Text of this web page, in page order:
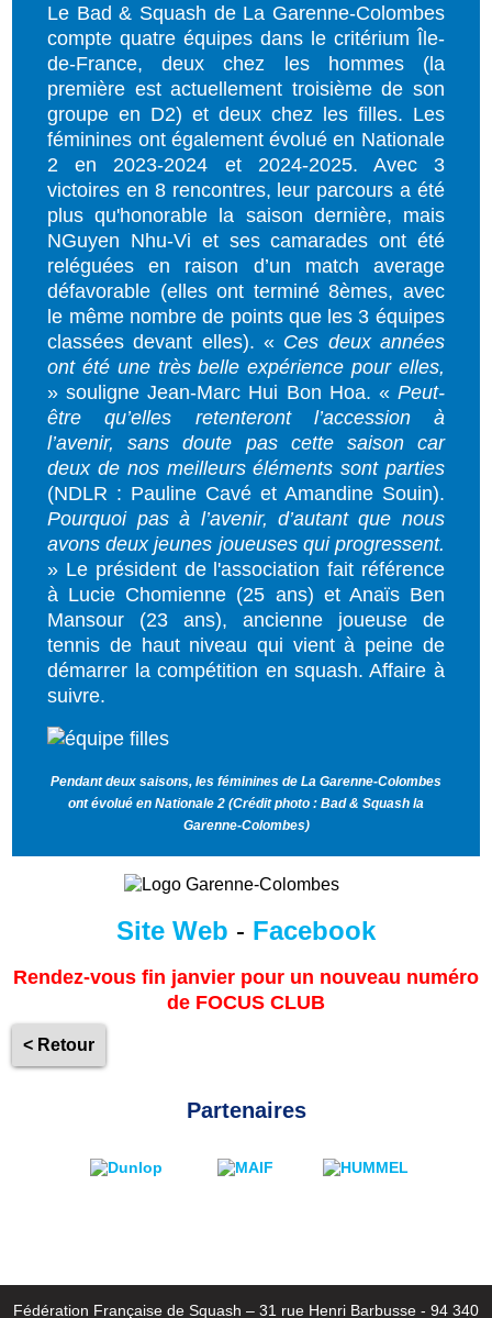
Le Bad & Squash de La Garenne-Colombes
compte quatre équipes dans le critérium Île-
de-France, deux chez les hommes (la
première est actuellement troisième de son
groupe en D2) et deux chez les filles. Les
féminines ont également évolué en Nationale
2 en 2023-2024 et 2024-2025. Avec 3
victoires en 8 rencontres, leur parcours a été
plus qu'honorable la saison dernière, mais
NGuyen Nhu-Vi et ses camarades ont été
reléguées en raison d’un match average
défavorable (elles ont terminé 8èmes, avec
le même nombre de points que les 3 équipes
classées devant elles). « Ces deux années
ont été une très belle expérience pour elles,
» souligneJean-Marc Hui Bon Hoa. « Peut-
être qu’elles retenteront l’accession à
l’avenir, sans doute pas cette saison car
deux de nos meilleurs éléments sont parties
(NDLR : Pauline Cavé et Amandine Souin).
Pourquoi pas à l’avenir, d’autant que nous
avons deux jeunes joueuses qui progressent.
» Le président de l'association fait référence
à Lucie Chomienne (25 ans) et Anaïs Ben
Mansour (23 ans), ancienne joueuse de
tennis de haut niveau qui vient à peine de
démarrer la compétition en squash. Affaire à
suivre.
Pendant deux saisons, les féminines de La Garenne-Colombes
ont évolué en Nationale 2 (Crédit photo : Bad & Squash la
Garenne-Colombes)
Site Web - Facebook
Rendez-vous fin janvier pour un nouveau numéro
de FOCUS CLUB
< Retour
Partenaires
Fédération Française de Squash – 31 rue Henri Barbusse - 94 340